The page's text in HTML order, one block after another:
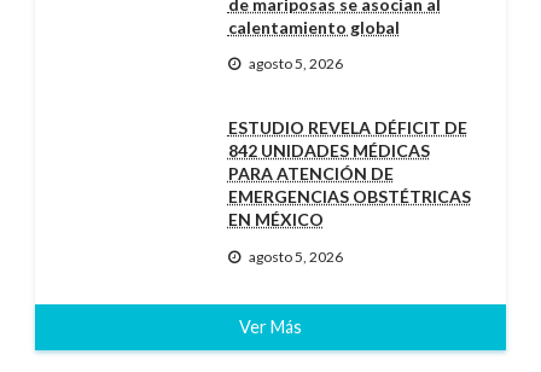
de mariposas se asocian al
calentamiento global
agosto 5, 2026
ESTUDIO REVELA DÉFICIT DE
842 UNIDADES MÉDICAS
PARA ATENCIÓN DE
EMERGENCIAS OBSTÉTRICAS
EN MÉXICO
agosto 5, 2026
Ver Más